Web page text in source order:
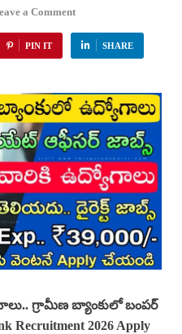
a Comment
PIN IT SHARE
గ్రామీణ బ్యాంకులో బంపర్
Recruitment 2026 Apply